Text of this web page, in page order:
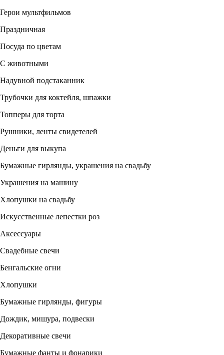
Герои мультфильмов
Праздничная
Посуда по цветам
С животными
Надувной подстаканник
Трубочки для коктейля, шпажки
Топперы для торта
Рушники, ленты свидетелей
Деньги для выкупа
Бумажные гирлянды, украшения на свадьбу
Украшения на машину
Хлопушки на свадьбу
Искусственные лепестки роз
Аксессуары
Свадебные свечи
Бенгальские огни
Хлопушки
Бумажные гирлянды, фигуры
Дождик, мишура, подвески
Декоративные свечи
Бумажные фанты и фонарики